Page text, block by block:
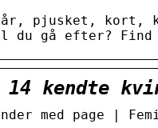
pjusket,
du gå efter?
kendte
med page |